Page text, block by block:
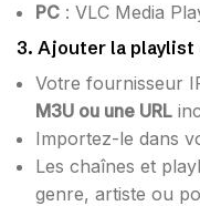
PC : VLC Media
3. Ajouter la playlist
Votre fournisseur
M3U ou une URL
Importez-le dans
Les chaînes et
genre, artiste ou